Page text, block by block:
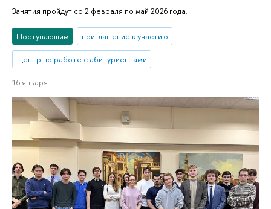
Занятия пройдут со 2 февраля по май 2026 года.
Поступающим приглашение к участию
Центр по работе с абитуриентами
16 января